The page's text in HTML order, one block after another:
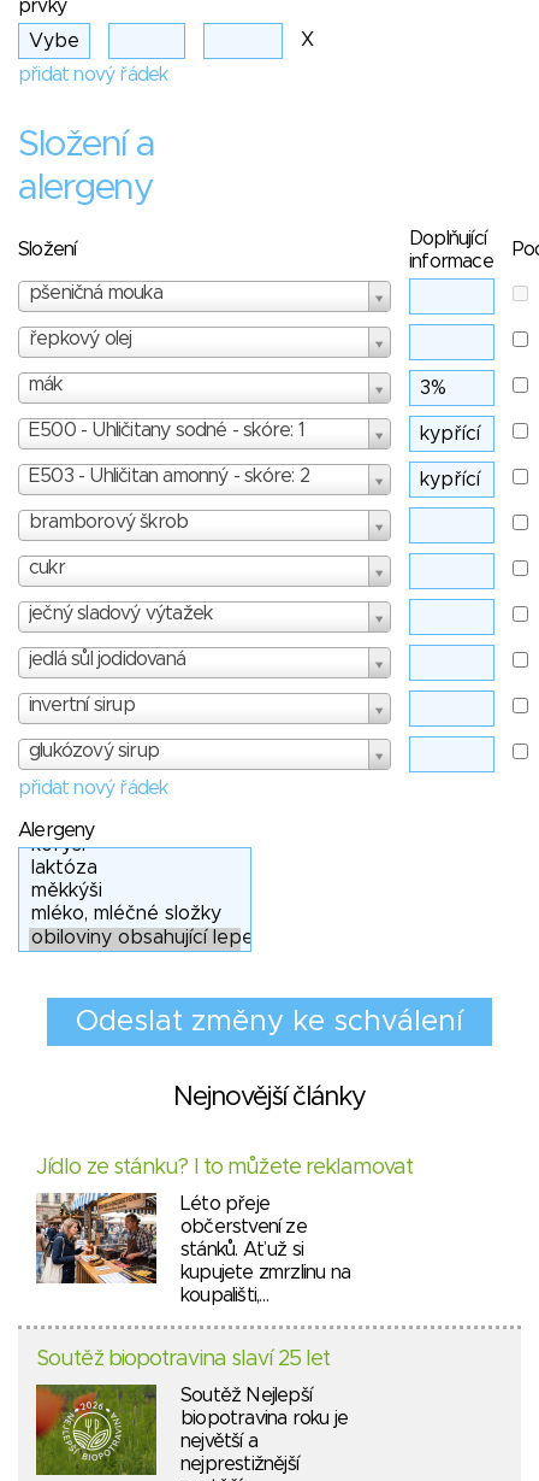
prvky
X
přidat nový řádek
Složení a
alergeny
Složení
Doplňující
informace
pšeničná mouka
řepkový olej
mák
E500 - Uhličitany sodné - skóre: 1
E503 - Uhličitan amonný - skóre: 2
bramborový škrob
cukr
ječný sladový výtažek
jedlá sůl jodidovaná
invertní sirup
glukózový sirup
přidat nový řádek
Alergeny
Nejnovější články
Jídlo ze stánku? I to můžete reklamovat
Léto přeje
občerstvení ze
stánků. Ať už si
kupujete zmrzlinu na
koupališti,…
Soutěž biopotravina slaví 25 let
Soutěž Nejlepší
biopotravina roku je
největší a
nejprestižnější